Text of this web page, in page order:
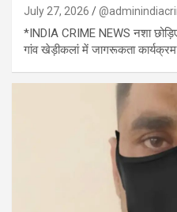
July 27, 2026
*INDIA CRIME NEWS नशा
गांव खेड़ीकलां में जागरूकता